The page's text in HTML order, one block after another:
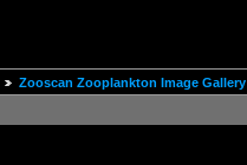
Zooscan Zooplankton Image Gallery